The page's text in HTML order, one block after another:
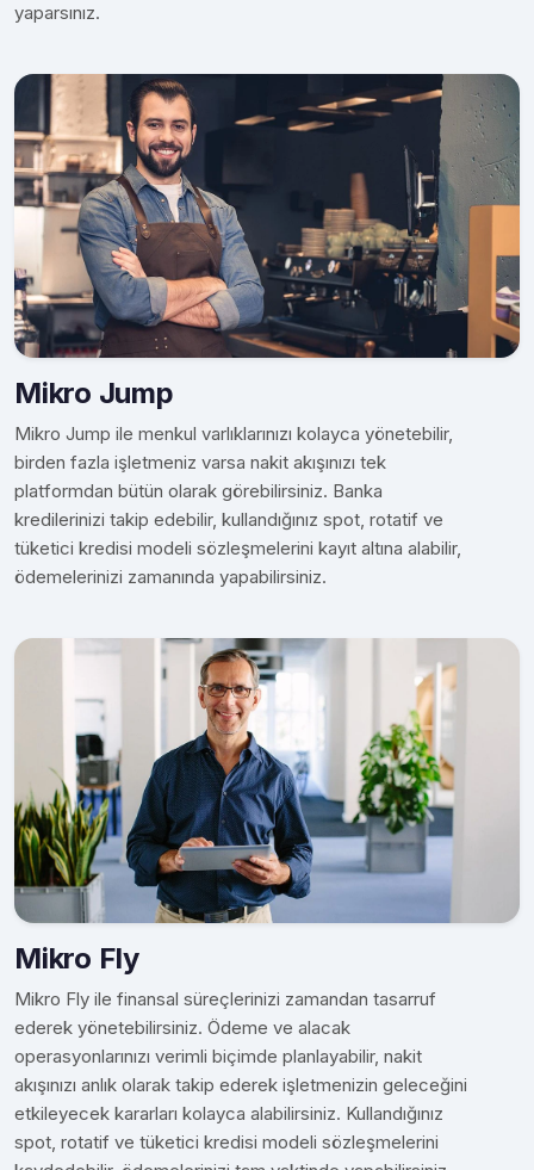
yaparsınız.
Mikro Jump
Mikro Jump ile menkul varlıklarınızı kolayca yönetebilir,
birden fazla işletmeniz varsa nakit akışınızı tek
platformdan bütün olarak görebilirsiniz. Banka
kredilerinizi takip edebilir, kullandığınız spot, rotatif ve
tüketici kredisi modeli sözleşmelerini kayıt altına alabilir,
ödemelerinizi zamanında yapabilirsiniz.
Mikro Fly
Mikro Fly ile finansal süreçlerinizi zamandan tasarruf
ederek yönetebilirsiniz. Ödeme ve alacak
operasyonlarınızı verimli biçimde planlayabilir, nakit
akışınızı anlık olarak takip ederek işletmenizin geleceğini
etkileyecek kararları kolayca alabilirsiniz. Kullandığınız
spot, rotatif ve tüketici kredisi modeli sözleşmelerini